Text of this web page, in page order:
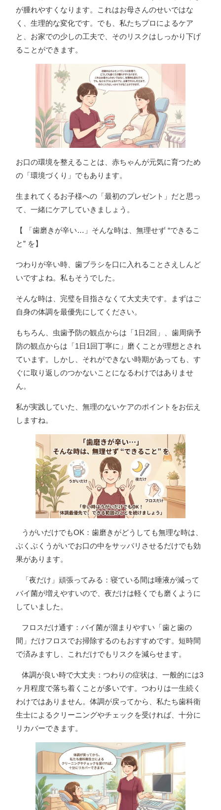
が腫れやすくなります。これはお母さんのせいではな
く、生理的な変化です。でも、私たちプロによるケア
と、お家での少しの工夫で、そのリスクはしっかり下げ
ることができます。
お口の環境を整えることは、赤ちゃんが元気に育つため
の「環境づくり」でもあります。
生まれてくるお子様への「最初のプレゼント」だと思っ
て、一緒にケアしていきましょう。
【 「歯磨きが辛い…」そんな時は、無理せず “できるこ
と” を】
つわりが辛い時、歯ブラシを口に入れることさえしんど
いですよね。私もそうでした。
そんな時は、完璧を目指さなくて大丈夫です。まずはご
自身の体調を最優先にしてください。
もちろん、虫歯予防の観点からは「1日2回」、歯周病予
防の観点からは「1日1回丁寧に」磨くことが理想とされ
ています。しかし、それができない時期があっても、す
ぐに取り返しのつかないことになるわけではありませ
ん。
私が実践していた、無理のないケアのポイントをお伝え
しますね。
うがいだけでもOK：歯磨きがどうしても無理な時は、
ぶくぶくうがいでお口の中をサッパリさせるだけでも効
果があります。
「夜だけ」頑張ってみる：寝ている間は唾液が減って
バイ菌が増えやすいので、夜だけは軽くでも磨くように
していました。
フロスだけ通す：バイ菌が溜まりやすい「歯と歯の
間」だけフロスでお掃除するのもおすすめです。短時間
で済みますし、これだけでもリスクを減らせます。
体調が良い時で大丈夫：つわりの症状は、一般的には3
ヶ月程度で落ち着くことが多いです。つわりは一生続く
わけではありません。体調が戻ってから、私たち歯科衛
生士によるクリーニングやチェックを受ければ、十分に
リカバーできます。